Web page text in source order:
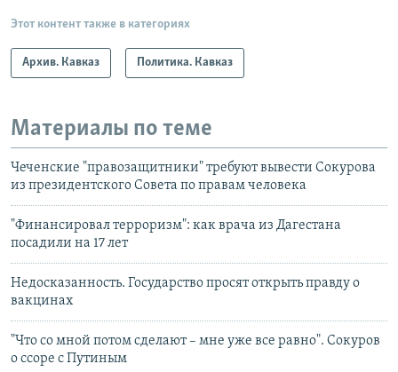
Этот контент также в категориях
Архив. Кавказ Политика. Кавказ
Материалы по теме
Чеченские "правозащитники" требуют вывести Сокурова
из президентского Совета по правам человека
"Финансировал терроризм": как врача из Дагестана
посадили на 17 лет
Недосказанность. Государство просят открыть правду о
вакцинах
"Что со мной потом сделают – мне уже все равно". Сокуров
о ссоре с Путиным